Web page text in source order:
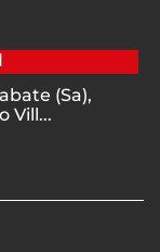
(Sa),
Vill...